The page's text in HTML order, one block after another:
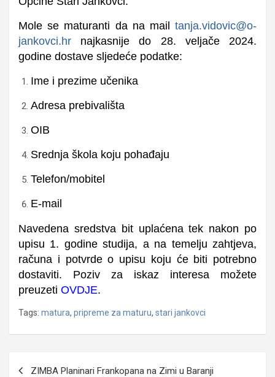
Mole se maturanti da na mail tanja.vidovic@o-
jankovci.hr
najkasnije do 28. veljače 2024.
godine dostave sljedeće podatke:
Ime i prezime učenika
Adresa prebivališta
OIB
Srednja škola koju pohađaju
Telefon/mobitel
E-mail
Navedena sredstva bit uplaćena tek nakon po
upisu 1. godinestudija, a na temelju zahtjeva,
računa i potvrde o upisu koju će biti potrebno
dostaviti. Poziv za iskaz interesa možete
preuzeti OVDJE.
Tags: matura, pripreme za maturu, stari jankovci
ZIMBA Planinari Frankopana na Zimi u Baranji